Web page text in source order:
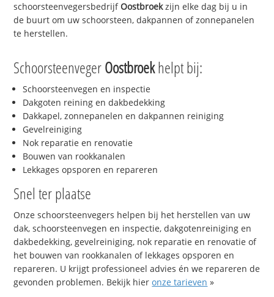
schoorsteenvegersbedrijfOostbroekzijn elke dag bij u in
de buurt om uw schoorsteen, dakpannen of zonnepanelen
te herstellen.
SchoorsteenvegerOostbroekhelpt bij:
Schoorsteenvegen en inspectie
Dakgoten reining en dakbedekking
Dakkapel, zonnepanelen en dakpannen reiniging
Gevelreiniging
Nok reparatie en renovatie
Bouwen van rookkanalen
Lekkages opsporen en repareren
Snel ter plaatse
Onze schoorsteenvegers helpen bij het herstellen van uw
dak, schoorsteenvegen en inspectie, dakgotenreiniging en
dakbedekking, gevelreiniging, nok reparatie en renovatie of
het bouwen van rookkanalen of lekkages opsporen en
repareren. U krijgt professioneel advies én we repareren de
gevonden problemen. Bekijk hieronze tarieven »